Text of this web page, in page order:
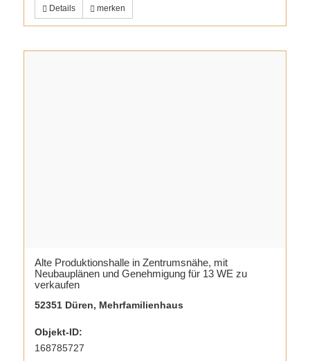
Details merken
Alte Produktionshalle in Zentrumsnähe, mit
Neubauplänen und Genehmigung für 13 WE zu
verkaufen
52351 Düren, Mehrfamilienhaus
Objekt-ID:
168785727